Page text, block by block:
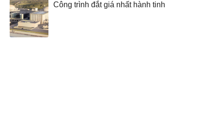
Công trình đắt giá nhất hành tinh